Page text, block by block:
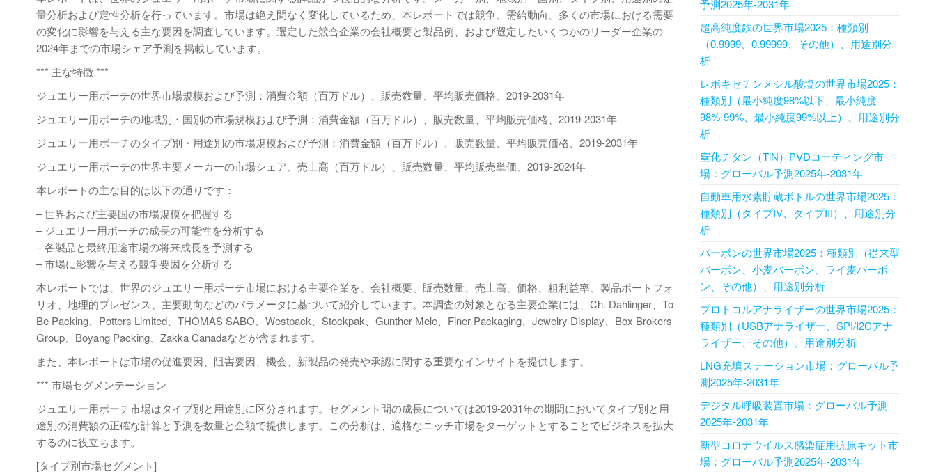
量分析および定性分析を行っています。市場は絶え間なく変化しているため、本レポートでは競争、需給動向、多くの市場における需要
の変化に影響を与える主な要因を調査しています。選定した競合企業の会社概要と製品例、および選定したいくつかのリーダー企業の
2024年までの市場シェア予測を掲載しています。
*** 主な特徴 ***
ジュエリー用ポーチの世界市場規模および予測：消費金額（百万ドル）、販売数量、平均販売価格、2019-2031年
ジュエリー用ポーチの地域別・国別の市場規模および予測：消費金額（百万ドル）、販売数量、平均販売価格、2019-2031年
ジュエリー用ポーチのタイプ別・用途別の市場規模および予測：消費金額（百万ドル）、販売数量、平均販売価格、2019-2031年
ジュエリー用ポーチの世界主要メーカーの市場シェア、売上高（百万ドル）、販売数量、平均販売単価、2019-2024年
本レポートの主な目的は以下の通りです：
– 世界および主要国の市場規模を把握する
– ジュエリー用ポーチの成長の可能性を分析する
– 各製品と最終用途市場の将来成長を予測する
– 市場に影響を与える競争要因を分析する
本レポートでは、世界のジュエリー用ポーチ市場における主要企業を、会社概要、販売数量、売上高、価格、粗利益率、製品ポートフォ
リオ、地理的プレゼンス、主要動向などのパラメータに基づいて紹介しています。本調査の対象となる主要企業には、Ch. Dahlinger、To
Be Packing、Potters Limited、THOMAS SABO、Westpack、Stockpak、Gunther Mele、Finer Packaging、Jewelry Display、Box Brokers
Group、Boyang Packing、Zakka Canadaなどが含まれます。
また、本レポートは市場の促進要因、阻害要因、機会、新製品の発売や承認に関する重要なインサイトを提供します。
*** 市場セグメンテーション
ジュエリー用ポーチ市場はタイプ別と用途別に区分されます。セグメント間の成長については2019-2031年の期間においてタイプ別と用
途別の消費額の正確な計算と予測を数量と金額で提供します。この分析は、適格なニッチ市場をターゲットとすることでビジネスを拡大
するのに役立ちます。
[タイプ別市場セグメント]
予測2025年-2031年
超高純度鉄の世界市場2025：種類別
（0.9999、0.99999、その他）、用途別分
析
レボキセチンメシル酸塩の世界市場2025：
種類別（最小純度98%以下、最小純度
98%-99%、最小純度99%以上）、用途別分
析
窒化チタン（TiN）PVD​​コーティング市
場：グローバル予測2025年-2031年
自動車用水素貯蔵ボトルの世界市場2025：
種類別（タイプIV、タイプIII）、用途別分
析
バーボンの世界市場2025：種類別（従来型
バーボン、小麦バーボン、ライ麦バーボ
ン、その他）、用途別分析
プロトコルアナライザーの世界市場2025：
種類別（USBアナライザー、SPI/I2Cアナ
ライザー、その他）、用途別分析
LNG充填ステーション市場：グローバル予
測2025年-2031年
デジタル呼吸装置市場：グローバル予測
2025年-2031年
新型コロナウイルス感染症用抗原キット市
場：グローバル予測2025年-2031年